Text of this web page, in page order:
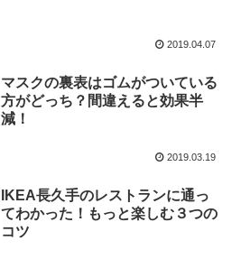
2019.04.07
マスクの裏表はゴムがついている
方がどっち？間違えると効果半
減！
2019.03.19
IKEA長久手のレストランに通っ
てわかった！もっと楽しむ３つの
コツ